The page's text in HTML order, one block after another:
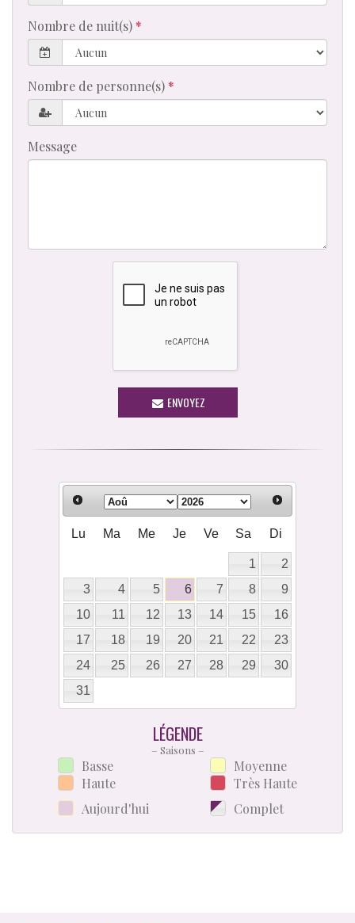
Nombre de nuit(s)
Nombre de personne(s)
Message
ENVOYEZ
Lu Ma Me Je Ve Sa Di
1
2
3
4 5 6 7 8
9
10
11 12 13 14 15
16
17
18 19 20 21 22
23
24
25 26 27 28 29
30
31
LÉGENDE
– Saisons –
Basse
Haute
Aujourd'hui
Moyenne
Très Haute
Complet